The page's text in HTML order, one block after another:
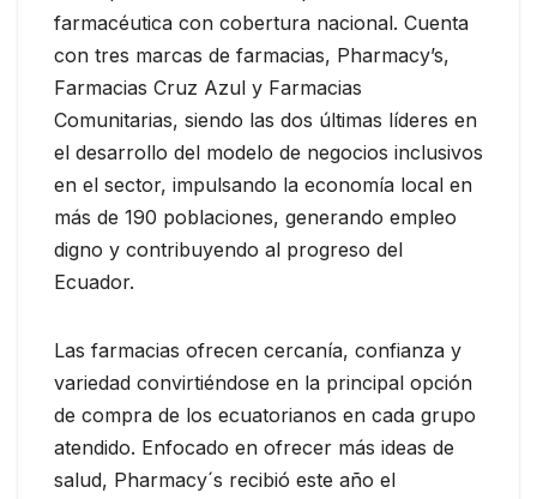
farmacéutica con cobertura nacional. Cuenta
con tres marcas de farmacias, Pharmacy’s,
Farmacias Cruz Azul y Farmacias
Comunitarias, siendo las dos últimas líderes en
el desarrollo del modelo de negocios inclusivos
en el sector, impulsando la economía local en
más de 190 poblaciones, generando empleo
digno y contribuyendo al progreso del
Ecuador.
Las farmacias ofrecen cercanía, confianza y
variedad convirtiéndose en la principal opción
de compra de los ecuatorianos en cada grupo
atendido. Enfocado en ofrecer más ideas de
salud, Pharmacy´s recibió este año el